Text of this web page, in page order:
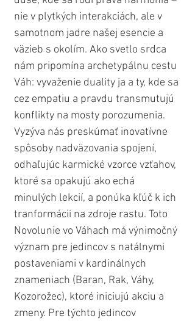
nie v plytkých interakciách, ale v
samotnom jadre našej esencie a
väzieb s okolím. Ako svetlo srdca
nám pripomína archetypálnu cestu
Váh: vyvaženie duality ja a ty, kde sa
cez empatiu a pravdu transmutujú
konflikty na mosty porozumenia.
Vyzýva nás preskúmať inovatívne
spôsoby nadväzovania spojení,
odhaľujúc karmické vzorce vzťahov,
ktoré sa opakujú ako echá
minulých lekcií, a ponúka kľúč k ich
tranformácii na zdroje rastu. Toto
Novolunie vo Váhach má výnimočný
význam pre jedincov s natálnymi
postaveniami v kardinálnych
znameniach (Baran, Rak, Váhy,
Kozorožec), ktoré iniciujú akciu a
zmeny. Pre týchto jedincov